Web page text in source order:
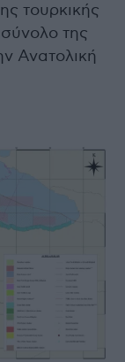
τουρκικής
της
Ανατολική